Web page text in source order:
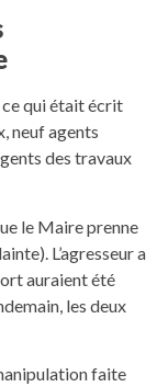
qui était écrit
neuf agents
des travaux
le Maire prenne
L’agresseur a
auraient été
les deux
faite